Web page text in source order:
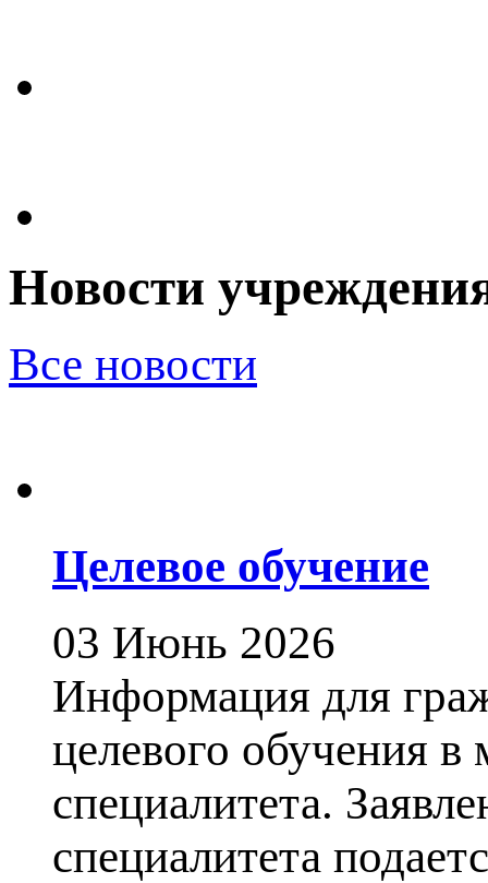
Новости
Все новости
Целевое обучение
03 Июнь 2026
Информация для
целевого обучения
специалитета.
специалитета